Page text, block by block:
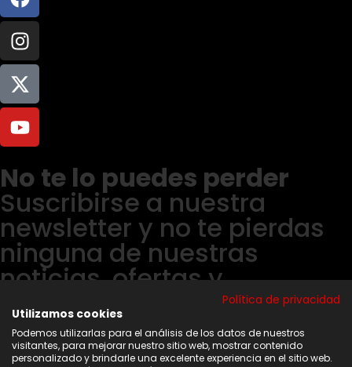
No te lo puedes perder
Suscribirse a nuestra
newsletter y no te pierdas
ninguna de nuestras
noticias, ofertas y
descuentos.
Acepto los términos y condiciones
Suscribirse
Política de privacidad
Utilizamos cookies
Podemos utilizarlas para el análisis de los datos de nuestros
visitantes, para mejorar nuestro sitio web, mostrar contenido
personalizado y brindarle una excelente experiencia en el sitio web.